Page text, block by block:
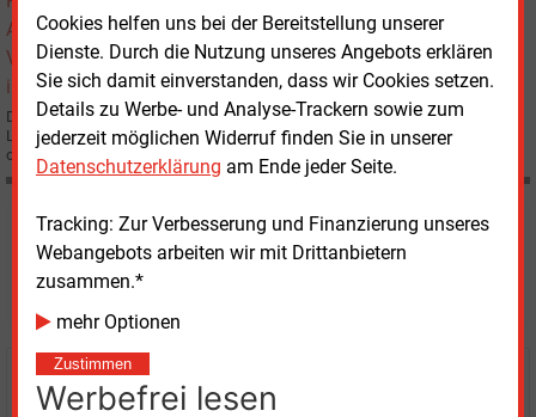
Cookies helfen uns bei der Bereitstellung unserer
Dienste. Durch die Nutzung unseres Angebots erklären
Sie sich damit einverstanden, dass wir Cookies setzen.
Details zu Werbe- und Analyse-Trackern sowie zum
jederzeit möglichen Widerruf finden Sie in unserer
Datenschutzerklärung am Ende jeder Seite.
Tracking: Zur Verbesserung und Finanzierung unseres
Webangebots arbeiten wir mit Drittanbietern
zusammen.*
mehr Optionen
Zustimmen
Werbefrei lesen
Die Steag Saar Energie AG und die Remondis GmbH haben am 9. Juni in
Lünen ein neues Biomassekraftwerk mit 20 MW elektrischer Leistung
offiziell in Betrieb genommen.
Möchten Sie diese und
weitere Nachrichten lesen?
Kaufen Sie den Artikel